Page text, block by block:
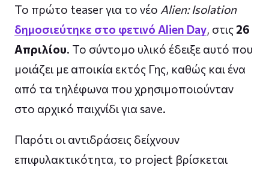
Το πρώτο teaser για το νέο Alien: Isolation
δημοσιεύτηκε στο φετινό Alien Day, στις 26
Απριλίου. Το σύντομο υλικό έδειξε αυτό που
μοιάζει με αποικία εκτός Γης, καθώς και ένα
από τα τηλέφωνα που χρησιμοποιούνταν
στο αρχικό παιχνίδι για save.
Παρότι οι αντιδράσεις δείχνουν
επιφυλακτικότητα, το project βρίσκεται